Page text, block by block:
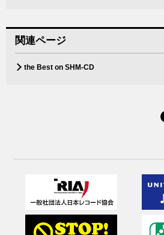
関連ページ
the Best on SHM-CD